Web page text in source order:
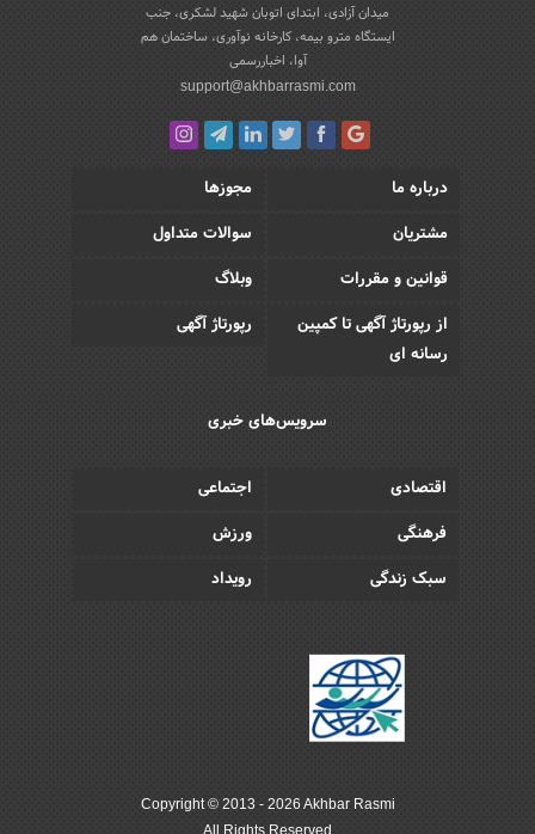
میدان آزادی، ابتدای اتوبان شهید لشکری، جنب
ایستگاه مترو بیمه، کارخانه نوآوری، ساختمان هم
آوا، اخباررسمی
support@akhbarrasmi.com
درباره ما
مجوزها
مشتریان
سوالات متداول
قوانین و مقررات
وبلاگ
از رپورتاژ آگهی تا کمپین
رسانه ای
رپورتاژ آگهی
سرویس‌های خبری
اقتصادی
اجتماعی
فرهنگی
ورزش
سبک زندگی
رویداد
Copyright © 2013 - 2026 Akhbar Rasmi
All Rights Reserved